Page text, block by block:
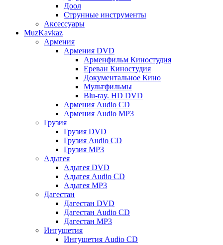
Доол
Струнные инструменты
Аксессуары
MuzKavkaz
Армения
Армения DVD
Арменфильм Киностудия
Ереван Киностудия
Документальное Кино
Мультфильмы
Blu-ray. HD DVD
Армения Audio CD
Армения Audio MP3
Грузия
Грузия DVD
Грузия Audio CD
Грузия MP3
Адыгея
Адыгея DVD
Адыгея Audio CD
Адыгея MP3
Дагестан
Дагестан DVD
Дагестан Audio CD
Дагестан MP3
Ингушетия
Ингушетия Audio CD